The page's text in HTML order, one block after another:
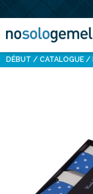
DÉBUT CATALOGUE